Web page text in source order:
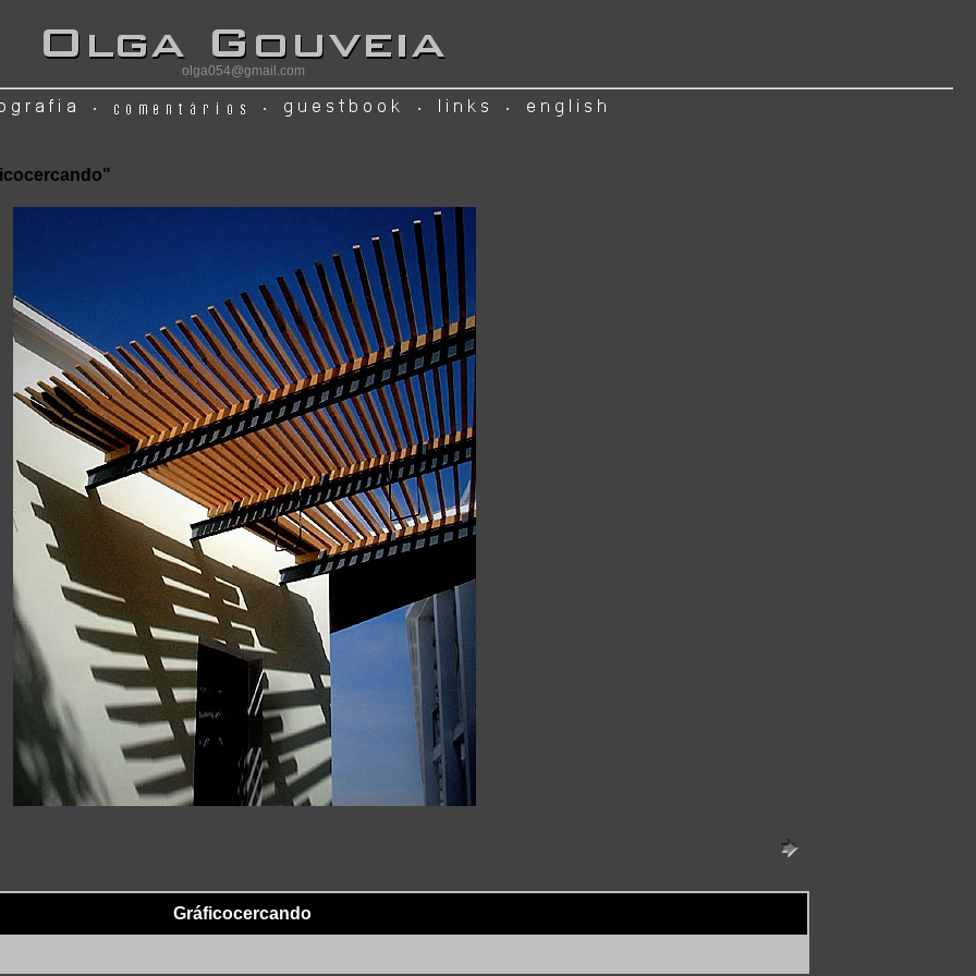
olga054@gmail.com
Gráficocercando